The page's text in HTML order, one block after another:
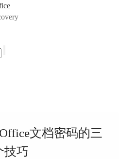
文档密码的三
技巧